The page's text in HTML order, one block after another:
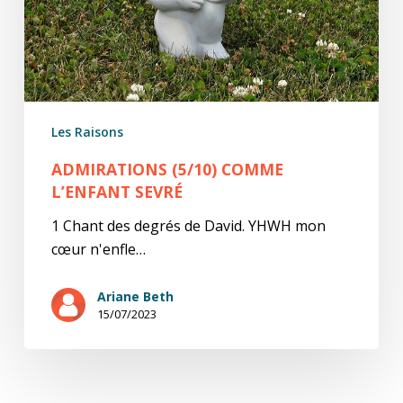
Les Raisons
ADMIRATIONS (5/10) COMME
L’ENFANT SEVRÉ
1 Chant des degrés de David. YHWH mon
cœur n'enfle…
Ariane Beth
15/07/2023